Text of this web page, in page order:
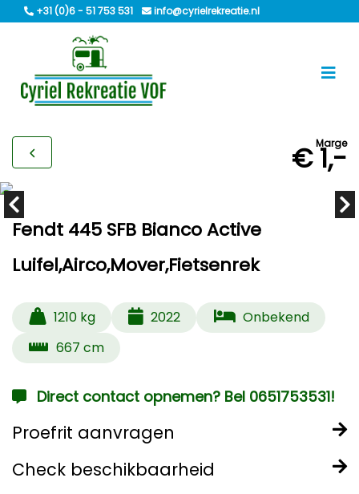
+31 (0)6 - 51 753 531 info@cyrielrekreatie.nl
Marge
€ 1,-
Fendt 445 SFB Bianco Active
Luifel,Airco,Mover,Fietsenrek
1210 kg 2022
Onbekend
667 cm
Direct contact opnemen? Bel 0651753531!
Proefrit aanvragen
Check beschikbaarheid